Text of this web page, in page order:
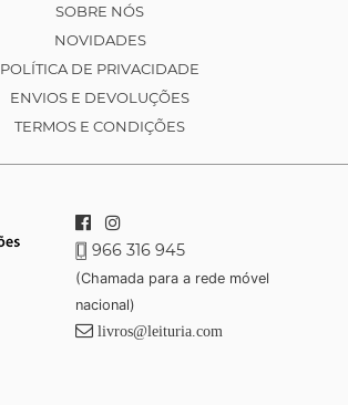
SOBRE NÓS
NOVIDADES
POLÍTICA DE PRIVACIDADE
ENVIOS E DEVOLUÇÕES
TERMOS E CONDIÇÕES
966 316 945
(Chamada para a rede móvel
nacional)
livros@leituria.com